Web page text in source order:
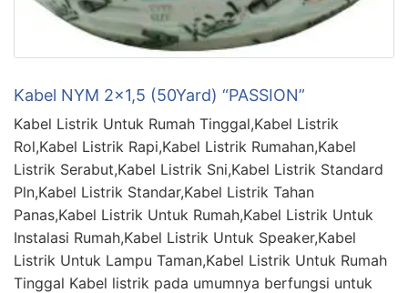
Kabel NYM 2×1,5 (50Yard) “PASSION”
Kabel Listrik Untuk Rumah Tinggal,Kabel Listrik
Rol,Kabel Listrik Rapi,Kabel Listrik Rumahan,Kabel
Listrik Serabut,Kabel Listrik Sni,Kabel Listrik Standard
Pln,Kabel Listrik Standar,Kabel Listrik Tahan
Panas,Kabel Listrik Untuk Rumah,Kabel Listrik Untuk
Instalasi Rumah,Kabel Listrik Untuk Speaker,Kabel
Listrik Untuk Lampu Taman,Kabel Listrik Untuk Rumah
Tinggal Kabel listrik pada umumnya berfungsi untuk